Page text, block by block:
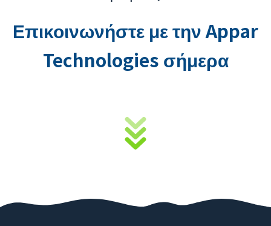
Επικοινωνήστε με την Appar
Technologies σήμερα